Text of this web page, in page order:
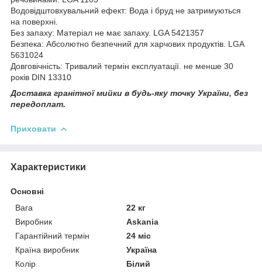
Водовідштовхувальний ефект: Вода і бруд не затримуються
на поверхні.
Без запаху: Матеріал не має запаху. LGA 5421357
Безпека: Абсолютно безпечний для харчових продуктів. LGA
5631024
Довговічність: Тривалий термін експлуатації. не менше 30
років DIN 13310
Доставка гранітної мийки в будь-яку точку України, без
передоплат.
Приховати
Характеристики
Основні
Вага
22 кг
Виробник
Askania
Гарантійний термін
24 міс
Країна виробник
Україна
Колір
Білий